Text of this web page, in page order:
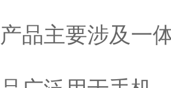
产品主要涉及一